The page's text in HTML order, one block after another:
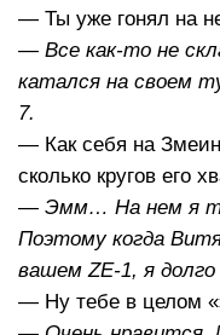
— Ты уже гонял на
— Все как-то не
катался на своем
7.
— Как себя на
сколько кругов его
— Эмм… На нем я
Поэтому когда
вашем ZE-1, я долго
— Ну тебе в целом